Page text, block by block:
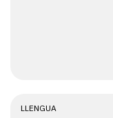
LLENGUA